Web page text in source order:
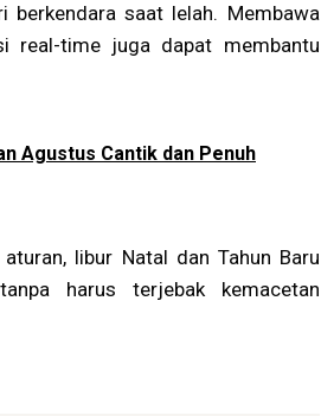
berkendara saat lelah. Membawa
real-time juga dapat membantu
Agustus Cantik dan Penuh
libur Natal dan Tahun Baru
harus terjebak kemacetan